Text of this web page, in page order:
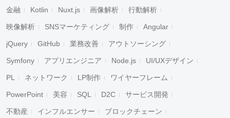
金融 Kotlin Nuxt.js 画像解析 行動解析
映像解析 SNSマーケティング 制作 Angular
jQuery GitHub 業務改善 アウトソーシング
Symfony アプリエンジニア Node.js UI/UXデザイン
PL ネットワーク LP制作 ワイヤーフレーム
PowerPoint 美容 SQL D2C サービス開発
不動産 インフルエンサー ブロックチェーン